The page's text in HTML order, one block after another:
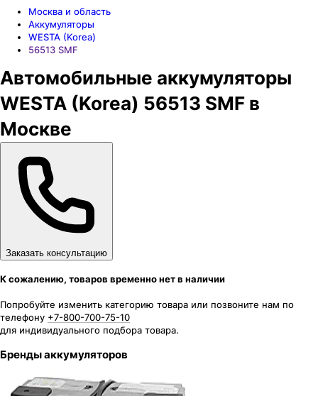
Москва и область
Аккумуляторы
WESTA (Korea)
56513 SMF
Автомобильные аккумуляторы
WESTA (Korea) 56513 SMF в
Москве
Заказать консультацию
К сожалению, товаров временно нет в наличии
Попробуйте изменить категорию товара или позвоните нам по
телефону +7-800-700-75-10
для индивидуального подбора товара.
Бренды аккумуляторов